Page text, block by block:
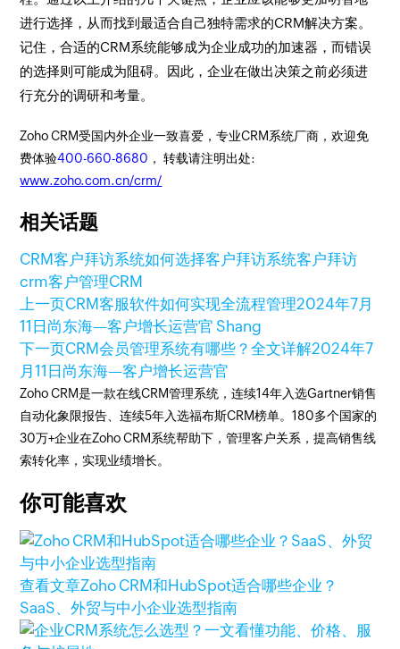
进行选择，从而找到最适合自己独特需求的CRM解决方案。
记住，合适的CRM系统能够成为企业成功的加速器，而错误
的选择则可能成为阻碍。因此，企业在做出决策之前必须进
行充分的调研和考量。
Zoho CRM受国内外企业一致喜爱，专业CRM系统厂商，欢迎免
费体验400-660-8680 ， 转载请注明出处:
www.zoho.com.cn/crm/
相关话题
CRM客户拜访系统如何选择客户拜访系统客户拜访
crm客户管理CRM
上一页CRM客服软件如何实现全流程管理2024年7月
11日 尚东海—客户增长运营官 Shang
下一页CRM会员管理系统有哪些？全文详解2024年7
月11日 尚东海—客户增长运营官
Zoho CRM是一款在线CRM管理系统，连续14年入选Gartner销售
自动化象限报告、连续5年入选福布斯CRM榜单。180多个国家的
30万+企业在Zoho CRM系统帮助下，管理客户关系，提高销售线
索转化率，实现业绩增长。
你可能喜欢
查看文章Zoho CRM和HubSpot适合哪些企业？
SaaS、外贸与中小企业选型指南